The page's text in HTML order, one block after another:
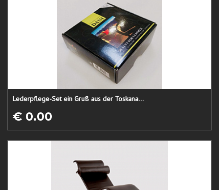
Lederpflege-Set ein Gruß aus der Toskana...
€ 0.00